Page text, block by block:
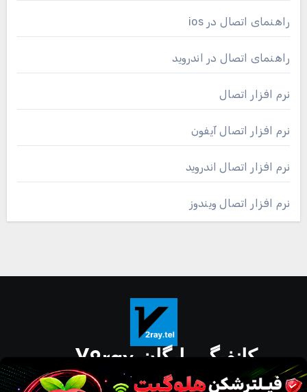
راهنمای اتصال در ios
راهنمای اتصال در اندروید
نرم افزار اتصال
نرم افزار اتصال آیفون
نرم افزار اتصال اندروید
نرم افزار اتصال ویندوز
کانفیگ رایگان V2ray
دانلود مستقیم نرم افزار برای گوشی و کامپیوتر